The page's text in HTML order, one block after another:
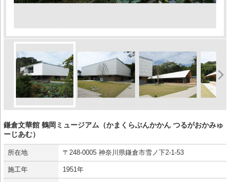
鎌倉文華館 鶴岡ミュージアム（かまくらぶんかかん つるがおかみゅ
ーじあむ）
所在地 〒248-0005 神奈川県鎌倉市雪ノ下2-1-53
施工年 1951年